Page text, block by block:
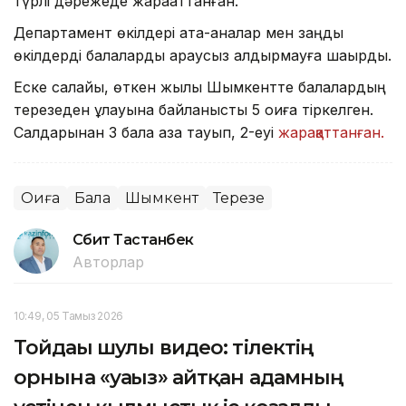
Департамент өкілдері ата-аналар мен заңды
өкілдерді балаларды қараусыз қалдырмауға шақырды.
Еске салайық, өткен жылы Шымкентте балалардың
терезеден құлауына байланысты 5 оқиға тіркелген.
Салдарынан 3 бала қаза тауып, 2-еуі жарақаттанған.
Оқиға Бала Шымкент Терезе
Сәбит Тастанбек
Авторлар
10:49, 05 Тамыз 2026
Тойдағы шулы видео: тілектің
орнына «уағыз» айтқан адамның